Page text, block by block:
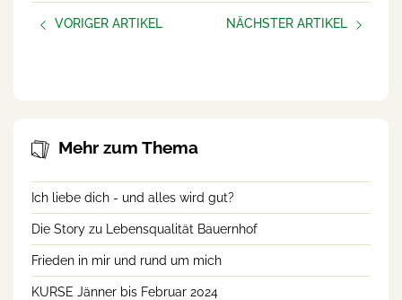
VORIGER ARTIKEL
NÄCHSTER ARTIKEL
Mehr zum Thema
Ich liebe dich - und alles wird gut?
Die Story zu Lebensqualität Bauernhof
Frieden in mir und rund um mich
KURSE Jänner bis Februar 2024